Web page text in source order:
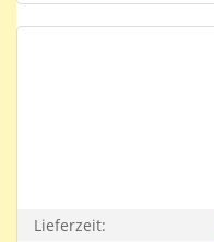
Lieferzeit: